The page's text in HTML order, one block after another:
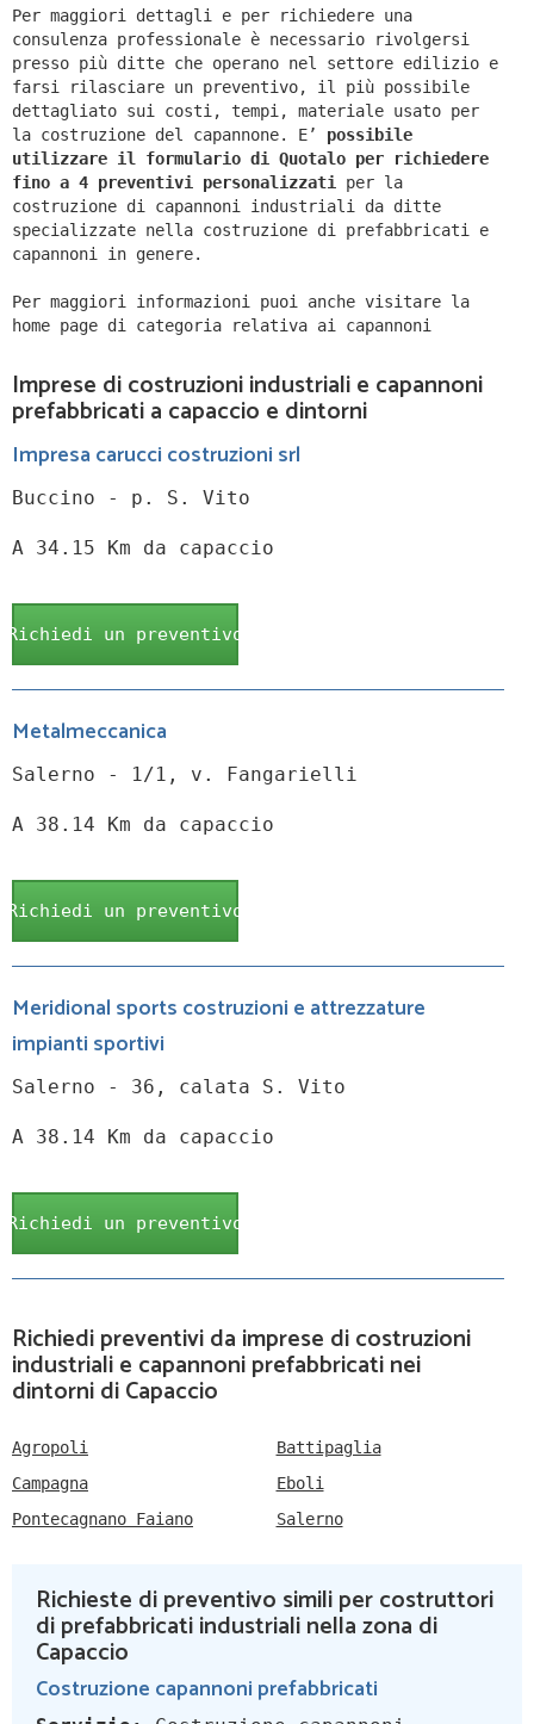
Per maggiori dettagli e per richiedere una
consulenza professionale è necessario rivolgersi
presso più ditte che operano nel settore edilizio e
farsi rilasciare un preventivo, il più possibile
dettagliato sui costi, tempi, materiale usato per
la costruzione del capannone. E’ possibile
utilizzare il formulario di Quotalo per richiedere
fino a 4 preventivi personalizzati per la
costruzione di capannoni industriali da ditte
specializzate nella costruzione di prefabbricati e
capannoni in genere.
Per maggiori informazioni puoi anche visitare la
home page di categoria relativa ai capannoni
Imprese di costruzioni industriali e capannoni
prefabbricati a capaccio e dintorni
Impresa carucci costruzioni srl
Buccino - p. S. Vito
A 34.15 Km da capaccio
Richiedi un preventivo
Metalmeccanica
Salerno - 1/1, v. Fangarielli
A 38.14 Km da capaccio
Richiedi un preventivo
Meridional sports costruzioni e attrezzature
impianti sportivi
Salerno - 36, calata S. Vito
A 38.14 Km da capaccio
Richiedi un preventivo
Richiedi preventivi da imprese di costruzioni
industriali e capannoni prefabbricati nei
dintorni di Capaccio
Agropoli
Battipaglia
Campagna
Eboli
Pontecagnano Faiano
Salerno
Richieste di preventivo simili per costruttori
di prefabbricati industriali nella zona di
Capaccio
Costruzione capannoni prefabbricati